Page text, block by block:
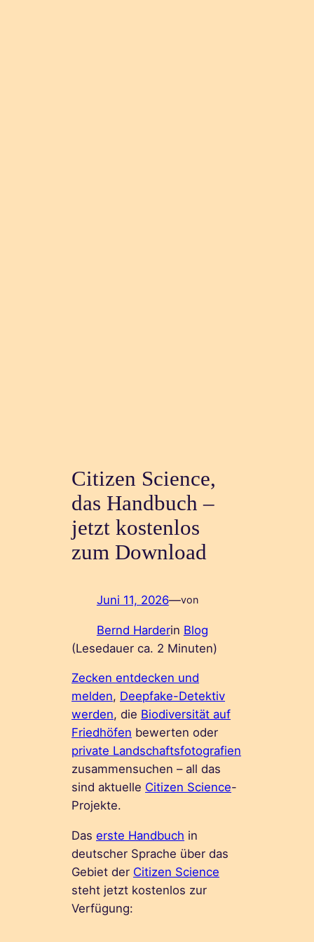
Citizen Science,
das Handbuch –
jetzt kostenlos
zum Download
Juni 11, 2026—von
Bernd Harderin Blog
(Lesedauer ca. 2 Minuten)
Zecken entdecken und
melden, Deepfake-Detektiv
werden, die Biodiversität auf
Friedhöfen bewerten oder
private Landschaftsfotografien
zusammensuchen – all das
sind aktuelle Citizen Science-
Projekte.
Daserste Handbuch in
deutscher Sprache über das
Gebiet der Citizen Science
steht jetzt kostenlos zur
Verfügung: